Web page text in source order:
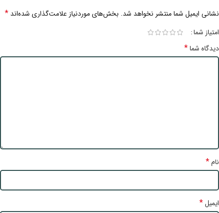
نشانی ایمیل شما منتشر نخواهد شد. بخش‌های موردنیاز علامت‌گذاری شده‌اند *
امتیاز شما
دیدگاه شما*
نام*
ایمیل*